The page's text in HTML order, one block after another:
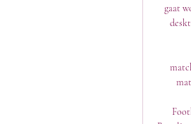
gaat